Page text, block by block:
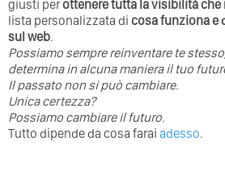
giusti perottenere tutta la visibilità che
lista personalizzata di cosa funziona e
sul web.
Possiamo sempre reinventare te
determina in alcuna maniera il tuo
⁣Il passato non si può cambiare.
Unica certezza?
Possiamo cambiare il futuro.
Tutto dipende da cosa farai adesso.